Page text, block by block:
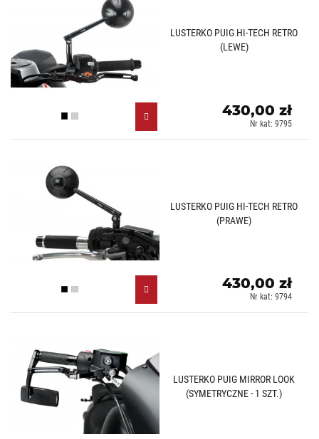
LUSTERKO PUIG HI-TECH RETRO
(LEWE)
Czarny (N)
Aluminiowy (D)
430,00 zł
Nr kat: 9795
LUSTERKO PUIG HI-TECH RETRO
(PRAWE)
Czarny (N)
Aluminiowy (D)
430,00 zł
Nr kat: 9794
LUSTERKO PUIG MIRROR LOOK
(SYMETRYCZNE - 1 SZT.)